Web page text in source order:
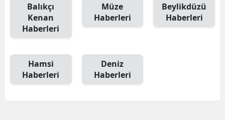
Balıkçı
Kenan
Haberleri
Müze
Haberleri
Beylikdüzü
Haberleri
Hamsi
Haberleri
Deniz
Haberleri